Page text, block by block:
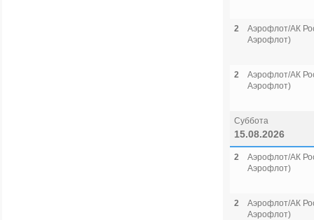
2
Аэрофлот/АК
Аэрофлот)
2
Аэрофлот/АК
Аэрофлот)
Суббота
15.08.2026
2
Аэрофлот/АК
Аэрофлот)
2
Аэрофлот/АК
Аэрофлот)